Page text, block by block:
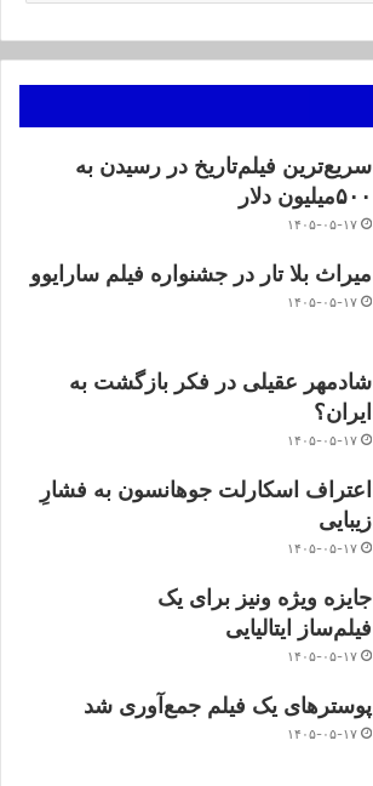
سریع‌ترین فیلم‌تاریخ در رسیدن به
۵۰۰میلیون دلار
۱۴۰۵-۰۵-۱۷
میراث بلا تار در جشنواره فیلم سارایوو
۱۴۰۵-۰۵-۱۷
شادمهر عقیلی در فکر بازگشت به
ایران؟
۱۴۰۵-۰۵-۱۷
اعتراف اسکارلت جوهانسون به فشارِ
زیبایی
۱۴۰۵-۰۵-۱۷
جایزه ویژه ونیز برای یک
فیلم‌ساز ایتالیایی
۱۴۰۵-۰۵-۱۷
پوسترهای یک فیلم جمع‌آوری شد
۱۴۰۵-۰۵-۱۷